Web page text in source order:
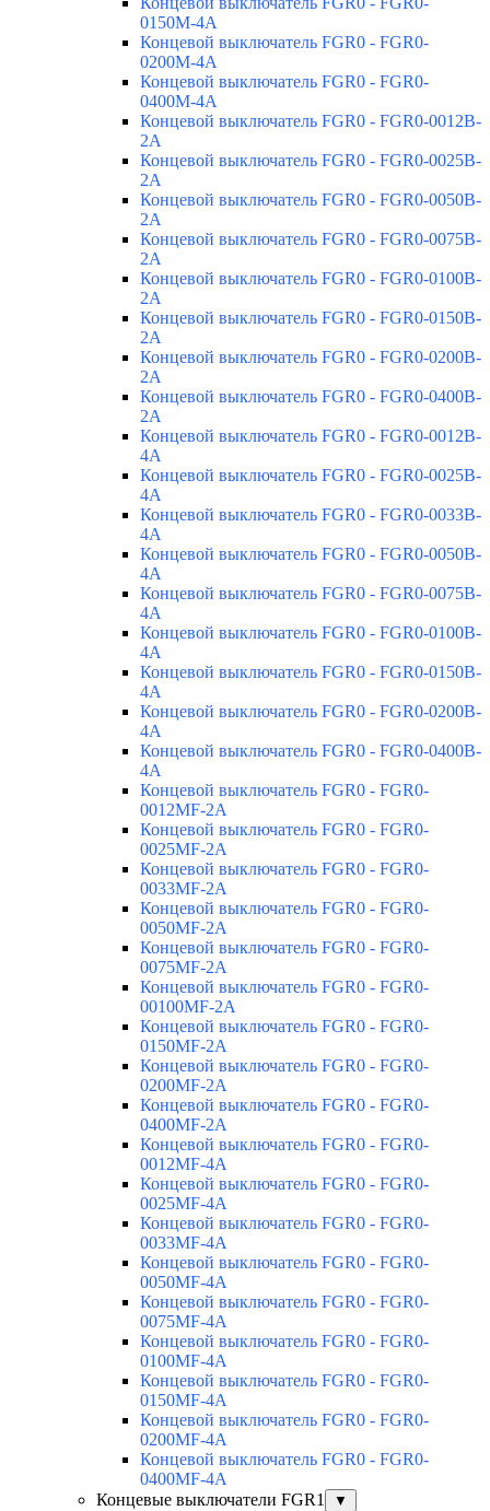
0150M-4A
Концевой выключатель FGR0 - FGR0-
0200M-4A
Концевой выключатель FGR0 - FGR0-
0400M-4A
Концевой выключатель FGR0 - FGR0-0012B-
2A
Концевой выключатель FGR0 - FGR0-0025B-
2A
Концевой выключатель FGR0 - FGR0-0050B-
2A
Концевой выключатель FGR0 - FGR0-0075B-
2A
Концевой выключатель FGR0 - FGR0-0100B-
2A
Концевой выключатель FGR0 - FGR0-0150B-
2A
Концевой выключатель FGR0 - FGR0-0200B-
2A
Концевой выключатель FGR0 - FGR0-0400B-
2A
Концевой выключатель FGR0 - FGR0-0012B-
4A
Концевой выключатель FGR0 - FGR0-0025B-
4A
Концевой выключатель FGR0 - FGR0-0033B-
4A
Концевой выключатель FGR0 - FGR0-0050B-
4A
Концевой выключатель FGR0 - FGR0-0075B-
4A
Концевой выключатель FGR0 - FGR0-0100B-
4A
Концевой выключатель FGR0 - FGR0-0150B-
4A
Концевой выключатель FGR0 - FGR0-0200B-
4A
Концевой выключатель FGR0 - FGR0-0400B-
4A
Концевой выключатель FGR0 - FGR0-
0012MF-2A
Концевой выключатель FGR0 - FGR0-
0025MF-2A
Концевой выключатель FGR0 - FGR0-
0033MF-2A
Концевой выключатель FGR0 - FGR0-
0050MF-2A
Концевой выключатель FGR0 - FGR0-
0075MF-2A
Концевой выключатель FGR0 - FGR0-
00100MF-2A
Концевой выключатель FGR0 - FGR0-
0150MF-2A
Концевой выключатель FGR0 - FGR0-
0200MF-2A
Концевой выключатель FGR0 - FGR0-
0400MF-2A
Концевой выключатель FGR0 - FGR0-
0012MF-4A
Концевой выключатель FGR0 - FGR0-
0025MF-4A
Концевой выключатель FGR0 - FGR0-
0033MF-4A
Концевой выключатель FGR0 - FGR0-
0050MF-4A
Концевой выключатель FGR0 - FGR0-
0075MF-4A
Концевой выключатель FGR0 - FGR0-
0100MF-4A
Концевой выключатель FGR0 - FGR0-
0150MF-4A
Концевой выключатель FGR0 - FGR0-
0200MF-4A
Концевой выключатель FGR0 - FGR0-
0400MF-4A
Концевые выключатели FGR1
▼